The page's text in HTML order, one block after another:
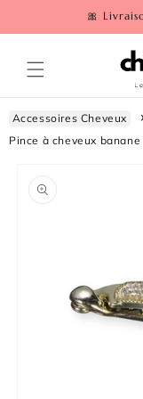
au
🎀
Accessoires Cheveux
Pince à cheveux
produits